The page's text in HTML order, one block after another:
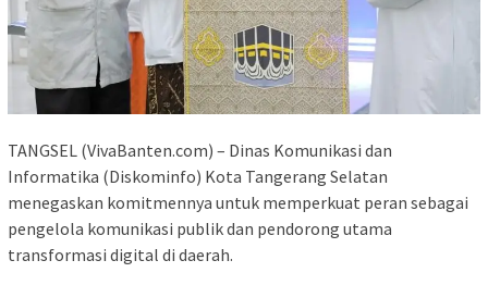
TANGSEL (VivaBanten.com) – Dinas Komunikasi dan
Informatika (Diskominfo) Kota Tangerang Selatan
menegaskan komitmennya untuk memperkuat peran sebagai
pengelola komunikasi publik dan pendorong utama
transformasi digital di daerah.